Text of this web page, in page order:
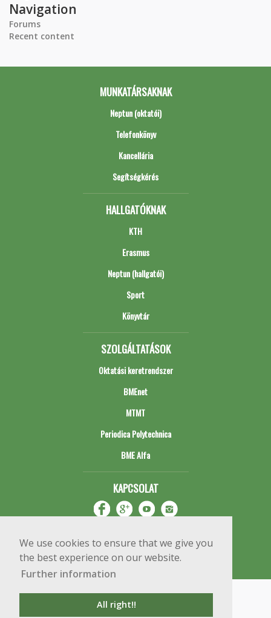
We use cookies to ensure that we give you
the best experience on our website.
Further information
All right!!
Navigation
Forums
Recent content
MUNKATÁRSAKNAK
Neptun (oktatói)
Telefonkönyv
Kancellária
Segítségkérés
HALLGATÓKNAK
KTH
Erasmus
Neptun (hallgatói)
Sport
Könyvtár
SZOLGÁLTATÁSOK
Oktatási keretrendszer
BMEnet
MTMT
Periodica Polytechnica
BME Alfa
KAPCSOLAT
Copyright © 2020 BME Építőmérnöki Kar
1111 Budapest, Műegyetem rkp. 3.